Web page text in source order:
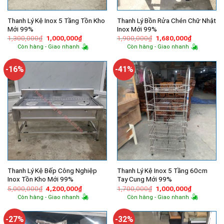
Thanh Lý Kệ Inox 5 Tầng Tồn Kho
Mới 99%
1,300,000₫ Giá
gốc
là:
1,000,000₫Giá
hiện
tại
1,000,000₫.
Còn hàng - Giao nhanh
Thanh Lý Bồn Rửa Chén Chữ Nhật
Inox Mới 99%
1,900,000₫ Giá
gốc
là:
1,680,000₫Giá
hiện
tại
Còn hàng - Giao nhanh
-16%
Thanh Lý Kệ Bếp Công Nghiệp
Inox Tồn Kho Mới 99%
5,000,000₫ Giá
gốc
là:
4,200,000₫Giá
hiện
tại
4,200,000₫.
Còn hàng - Giao nhanh
-41%
Thanh Lý Kệ Inox 5 Tầng 60cm
Tay Cung Mới 99%
1,700,000₫ Giá
gốc
là:
1,000,000₫Giá
hiện
tại
Còn hàng - Giao nhanh
-27% -32%